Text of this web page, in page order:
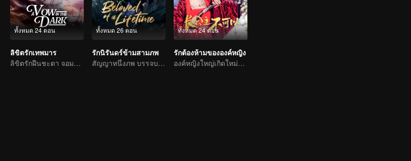
ทั้งหมด 24 ตอน
ลิขิตรักเทพมาร
ลิขิตรักฝืนชะตา จอมมารไล่ตามหัวใจชายาเซียนน้อย
ทั้งหมด 26 ตอน
รักนิรันดร์ข้ามสามภพ
สัญญาหนึ่งภพ บรรจบสามชาติ
ทั้งหมด 24 ตอน
รักต้องห้ามขององค์หญิง
องค์หญิงใหญ่เกิดใหม่พบองครักษ์ผู้ภักดีอีกครั้ง